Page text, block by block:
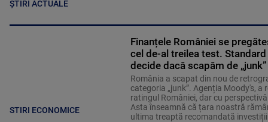
ȘTIRI ACTUALE
STIRI ECONOMICE
Finanțele României se
cel de-al treilea test. Standard
decide dacă scapăm de „junk”
România a scapat din nou de
categoria „junk”. Agenția Moody's, a
ratingul României, dar cu
Asta înseamnă că țara noastră
ultima treaptă recomandată